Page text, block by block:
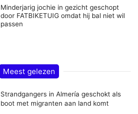
Minderjarig jochie in gezicht geschopt
door FATBIKETUIG omdat hij bal niet wil
passen
Meest gelezen
Strandgangers in Almería geschokt als
boot met migranten aan land komt